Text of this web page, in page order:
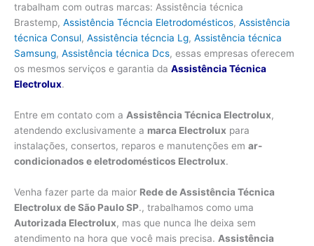
trabalham com outras marcas: Assistência técnica
Brastemp, Assistência Técncia Eletrodomésticos, Assistência
técnica Consul, Assistência técncia Lg, Assistência técnica
Samsung, Assistência técnica Dcs, essas empresas oferecem
os mesmos serviços e garantia da Assistência Técnica
Electrolux.
Entre em contato com a Assistência Técnica Electrolux,
atendendo exclusivamente a marca Electrolux para
instalações, consertos, reparos e manutenções em ar-
condicionados e eletrodomésticos Electrolux.
Venha fazer parte da maior Rede de Assistência Técnica
Electrolux de São Paulo SP., trabalhamos como uma
Autorizada Electrolux, mas que nunca lhe deixa sem
atendimento na hora que você mais precisa. Assistência